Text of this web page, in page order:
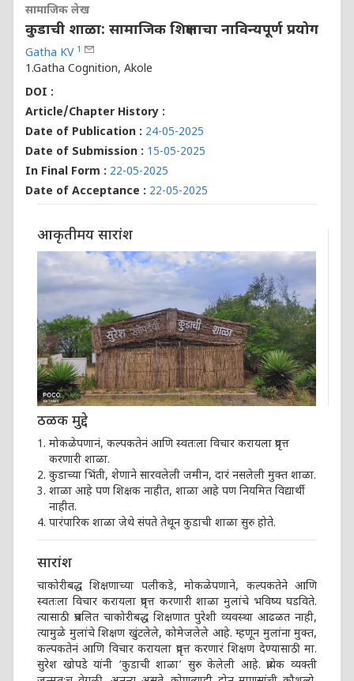
सामाजिक लेख
कुडाची शाळा: सामाजिक शिक्षणाचा नाविन्यपूर्ण प्रयोग
Gatha KV 1
1.Gatha Cognition, Akole
DOI :
Article/Chapter History :
Date of Publication : 24-05-2025
Date of Submission : 15-05-2025
In Final Form : 22-05-2025
Date of Acceptance : 22-05-2025
आकृतीमय सारांश
ठळक मुद्दे
मोकळेपणानं, कल्पकतेनं आणि स्वतःला विचार करायला प्रवृत्त
करणारी शाळा.
कुडाच्या भिंती, शेणाने सारवलेली जमीन, दारं नसलेली मुक्त शाळा.
शाळा आहे पण शिक्षक नाहीत, शाळा आहे पण नियमित विद्यार्थी
नाहीत.
पारंपारिक शाळा जेथे संपते तेथून कुडाची शाळा सुरु होते.
सारांश
चाकोरीबद्ध शिक्षणाच्या पलीकडे, मोकळेपणाने, कल्पकतेने आणि
स्वतःला विचार करायला प्रवृत्त करणारी शाळा मुलांचे भविष्य घडविते.
त्यासाठी प्रचलित चाकोरीबद्ध शिक्षणात पुरेशी व्यवस्था आढळत नाही,
त्यामुळे मुलांचे शिक्षण खुंटलेले, कोमेजलेले आहे. म्हणून मुलांना मुक्त,
कल्पकतेनं आणि विचार करायला प्रवृत्त करणारं शिक्षण देण्यासाठी मा.
सुरेश खोपडे यांनी ‘कुडाची शाळा’ सुरु केलेली आहे. प्रत्येक व्यक्ती